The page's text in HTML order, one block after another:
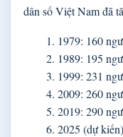
dân số Việt Nam đã
1979: 160
1989: 195
1999: 231
2009: 260
2019: 290
2025 (dự kiến)